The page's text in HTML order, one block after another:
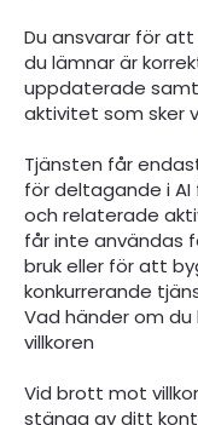
Du ansvarar för
du lämnar är
uppdaterade
aktivitet som sker
Tjänsten får
för deltagande i AI
och relaterade
får inte användas
bruk eller för att
konkurrerande
Vad händer om
villkoren
Vid brott mot
stänga av ditt